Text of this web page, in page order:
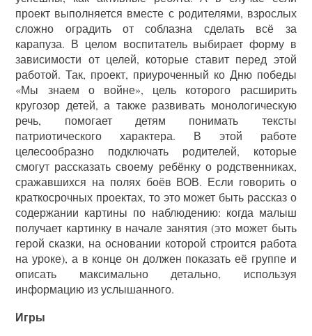
проект выполняется вместе с родителями, взрослых
сложно оградить от соблазна сделать всё за
карапуза. В целом воспитатель выбирает форму в
зависимости от целей, которые ставит перед этой
работой. Так, проект, приуроченный ко Дню победы
«Мы знаем о войне», цель которого расширить
кругозор детей, а также развивать монологическую
речь, помогает детям понимать тексты
патриотического характера. В этой работе
целесообразно подключать родителей, которые
смогут рассказать своему ребёнку о родственниках,
сражавшихся на полях боёв ВОВ. Если говорить о
краткосрочных проектах, то это может быть рассказ о
содержании картины по наблюдению: когда малыш
получает картинку в начале занятия (это может быть
герой сказки, на основании которой строится работа
на уроке), а в конце он должен показать её группе и
описать максимально детально, используя
информацию из услышанного.
Игры